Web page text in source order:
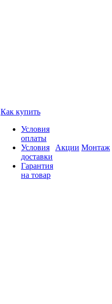
Как купить
Условия
оплаты
Условия
доставки
Гарантия
на товар
Акции Монтаж